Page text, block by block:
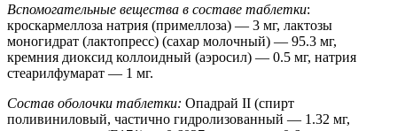
Вспомогательные вещества в составе таблетки:
кроскармеллоза натрия (примеллоза) — 3 мг, лактозы
моногидрат (лактопресс) (сахар молочный) — 95.3 мг,
кремния диоксид коллоидный (аэросил) — 0.5 мг, натрия
стеарилфумарат — 1 мг.
Состав оболочки таблетки: Опадрай II (спирт
поливиниловый, частично гидролизованный — 1.32 мг,